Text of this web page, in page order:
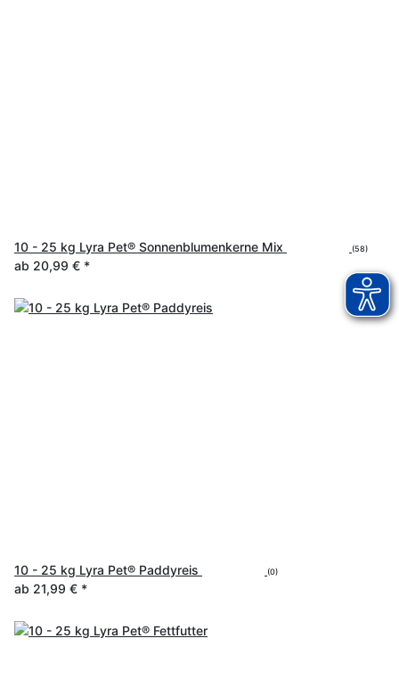
10 - 25 kg Lyra Pet® Sonnenblumenkerne Mix (58)
ab 20,99 € *
10 - 25 kg Lyra Pet® Paddyreis (0)
ab 21,99 € *